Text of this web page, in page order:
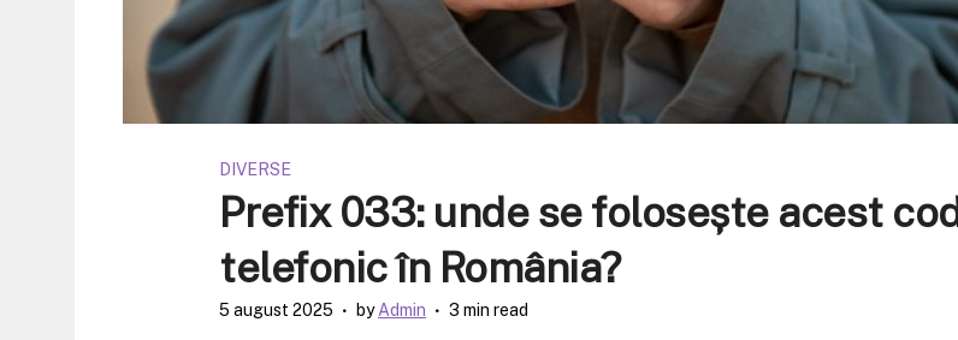
DIVERSE
Prefix 033: unde se folosește acest cod
telefonic în România?
5 august 2025 byAdmin 3 min read